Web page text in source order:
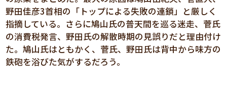
野田佳彦3首相の「トップによる失敗の連鎖」と厳しく
指摘している。さらに鳩山氏の普天間を巡る迷走、菅氏
の消費税発言、野田氏の解散時期の見誤りだと理由付け
た。鳩山氏はともかく、菅氏、野田氏は背中から味方の
鉄砲を浴びた気がするだろう。